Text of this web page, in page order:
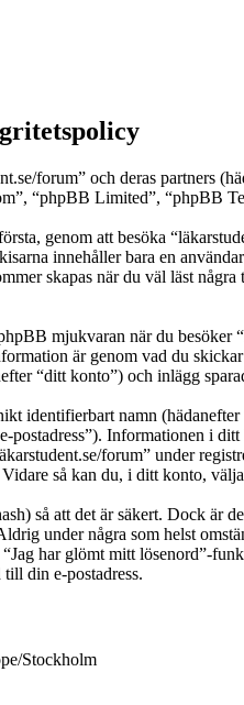
forum” och deras partners
“phpBB Limited”, “phpBB
genom att besöka
innehåller bara en
skapas när du väl läst
mjukvaran när du besöker
är genom vad du
“ditt konto”) och inlägg
identifierbart namn
postadress”). Informationen i
forum” under
så kan du, i ditt konto,
så att det är säkert. Dock är
under några som helst
har glömt mitt lösenord”-
din e-postadress.
Stockholm